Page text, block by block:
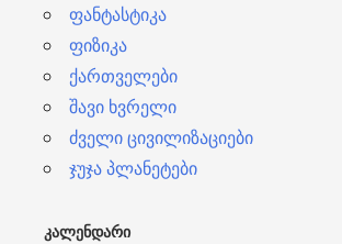
ფანტასტიკა
ფიზიკა
ქართველები
შავი ხვრელი
ძველი ცივილიზაციები
ჯუჯა პლანეტები
ᲙᲐᲚᲔᲜᲓᲐᲠᲘ